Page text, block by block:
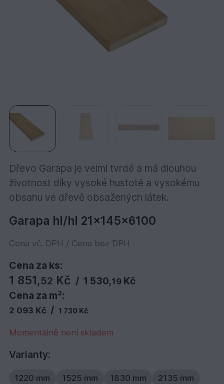
Dřevo Garapa je velmi tvrdé a má dlouhou
životnost díky vysoké hustotě a vysokému
obsahu ve dřevě obsažených látek.
Garapa hl/hl 21x145x6100
Cena vč. DPH / Cena bez DPH
Cena za ks:
1 851,52 Kč / 1 530,19Kč
Cena za m²:
2 093 Kč / 1 730 Kč
Momentálně není skladem
Varianty:
1220 mm 1525 mm 1830 mm
2135 mm